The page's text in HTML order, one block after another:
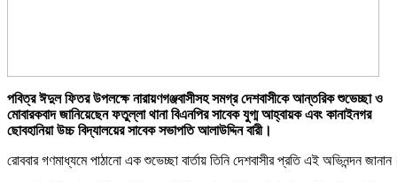
পবিত্র ঈদুল ফিতর উপলক্ষে নারায়ণগঞ্জবাসীসহ সমগ্র দেশবাসীকে আন্তরিক শুভেচ্ছা ও
মোবারকবাদ জানিয়েছেন ফতুল্লা থানা বিএনপির সাবেক যুগ্ম আহ্বায়ক এবং কানাইনগর
ছোবহানিয়া উচ্চ বিদ্যালয়ের সাবেক সভাপতি আলাউদ্দিন বারী।
রোববার গণমাধ্যমে পাঠানো এক শুভেচ্ছা বার্তায় তিনি দেশবাসীর প্রতি এই অভিনন্দন